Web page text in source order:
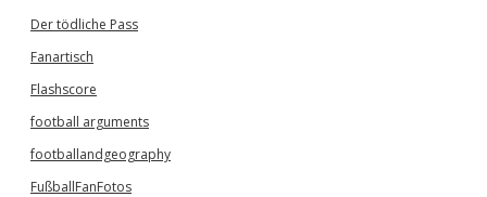
Der tödliche Pass
Fanartisch
Flashscore
football arguments
footballandgeography
FußballFanFotos